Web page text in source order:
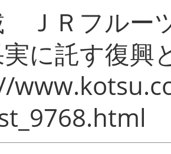
ＪＲフルー
に託す復興